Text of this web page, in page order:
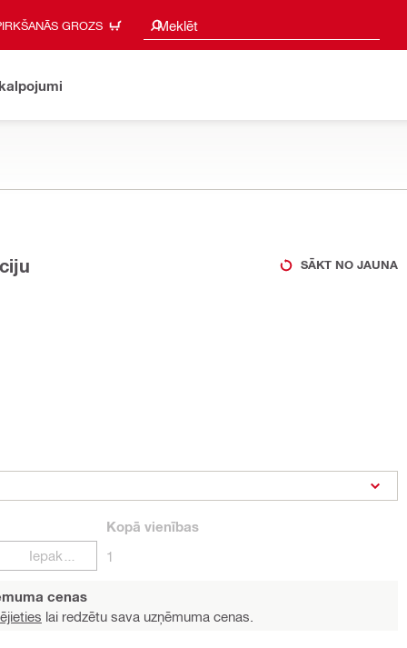
GROZS Meklēt
Meklēšanas ieteikumi
SĀKT NO JAUNA
Kopā vienības
1
cenas
lai redzētu sava uzņēmuma cenas.